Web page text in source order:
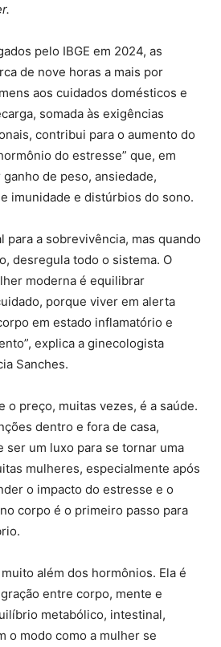
pelo IBGE em 2024, as
de nove horas a mais por
aos cuidados domésticos e
somada às exigências
contribui para o aumento do
do estresse” que, em
de peso, ansiedade,
imunidade e distúrbios do sono.
para a sobrevivência, mas quando
desregula todo o sistema. O
moderna é equilibrar
porque viver em alerta
em estado inflamatório e
explica a ginecologista
Sanches.
o preço, muitas vezes, é a saúde.
dentro e fora de casa,
ser um luxo para se tornar uma
mulheres, especialmente após
o impacto do estresse e o
corpo é o primeiro passo para
além dos hormônios. Ela é
entre corpo, mente e
metabólico, intestinal,
o modo como a mulher se